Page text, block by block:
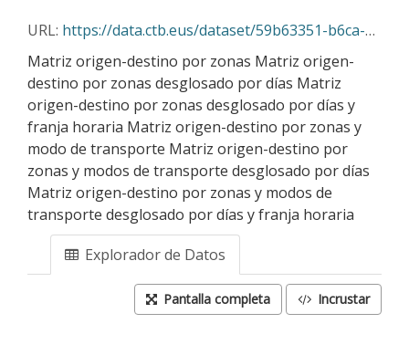
URL: https://data.ctb.eus/dataset/59b63351-b6ca-45d2-a15f-d0c0bf443c8d/resource/e929f1e0-91f5-499a-946d-4b63ede6886a/download/opendata_abril25.xlsx
Matriz origen-destino por zonas Matriz origen-
destino por zonas desglosado por días Matriz
origen-destino por zonas desglosado por días y
franja horaria Matriz origen-destino por zonas y
modo de transporte Matriz origen-destino por
zonas y modos de transporte desglosado por días
Matriz origen-destino por zonas y modos de
transporte desglosado por días y franja horaria
Explorador de Datos
Pantalla completa Incrustar